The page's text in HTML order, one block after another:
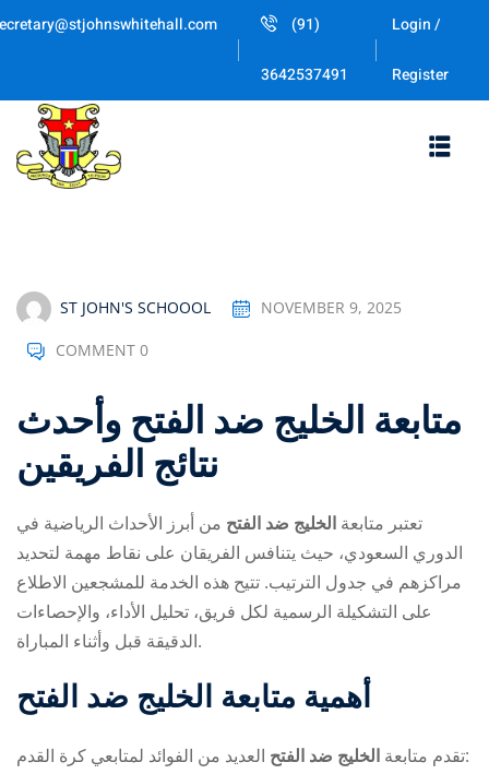
Skip
(91)
3642537491
Login /
Register
ST JOHN'S SCHOOOL NOVEMBER 9, 2025
COMMENT 0
متابعة الخليج ضد الفتح وأحدث
نتائج الفريقين
تعتبر متابعة الخليج ضد الفتح من أبرز الأحداث الرياضية في
الدوري السعودي، حيث يتنافس الفريقان على نقاط مهمة لتحديد
مراكزهم في جدول الترتيب. تتيح هذه الخدمة للمشجعين الاطلاع
على التشكيلة الرسمية لكل فريق، تحليل الأداء، والإحصاءات
الدقيقة قبل وأثناء المباراة.
أهمية متابعة الخليج ضد الفتح
تقدم متابعة الخليج ضد الفتح العديد من الفوائد لمتابعي كرة القدم: